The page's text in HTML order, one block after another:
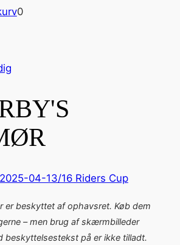
0
04-13/16 Riders Cup
er beskyttet af ophavsret. Køb dem
– men brug af skærmbilleder
beskyttelsestekst på er ikke tilladt.